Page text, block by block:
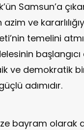
Samsun’a
ve
temelini
ve demokratik
adımıdır.
bayram olarak